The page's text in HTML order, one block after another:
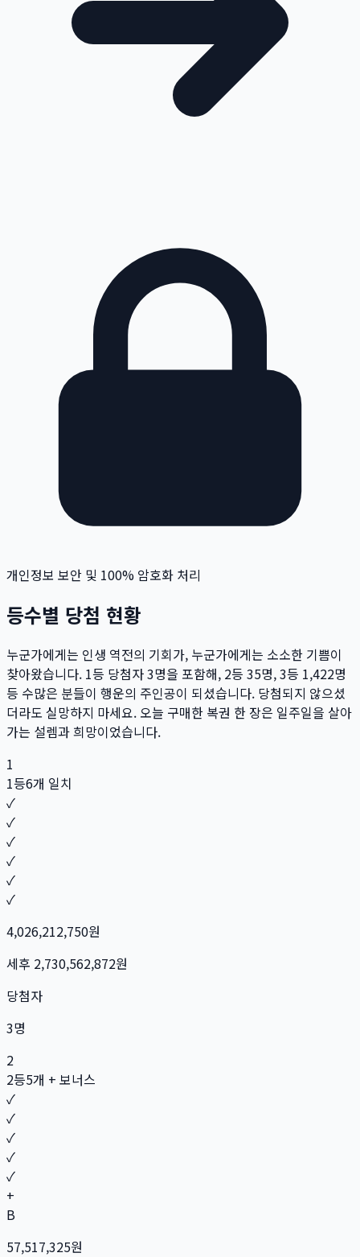
개인정보 보안 및 100% 암호화 처리
등수별 당첨 현황
누군가에게는 인생 역전의 기회가, 누군가에게는 소소한 기쁨이
찾아왔습니다. 1등 당첨자3명을 포함해, 2등 35명, 3등 1,422명
등 수많은 분들이 행운의 주인공이 되셨습니다. 당첨되지 않으셨
더라도 실망하지 마세요. 오늘 구매한 복권 한 장은 일주일을 살아
가는 설렘과 희망이었습니다.
1
1등6개 일치
✓
✓
✓
✓
✓
✓
4,026,212,750원
세후 2,730,562,872원
당첨자
3명
2
2등5개 + 보너스
✓
✓
✓
✓
✓
+
B
57,517,325원